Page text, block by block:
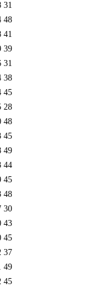
31
48
41
39
31
38
45
28
48
45
49
44
45
48
30
43
45
37
49
45